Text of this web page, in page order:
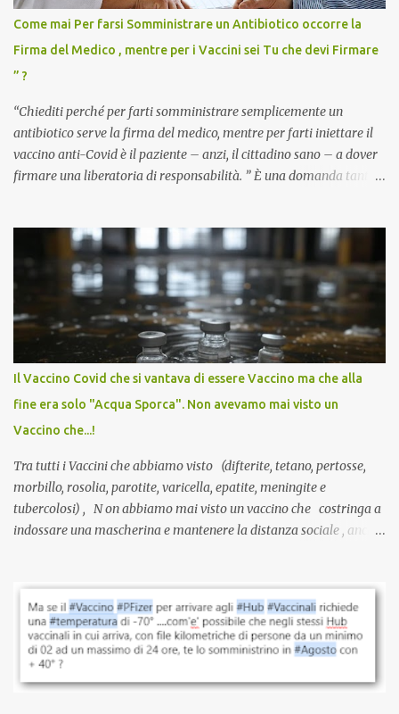
Come mai Per farsi Somministrare un Antibiotico occorre la
Firma del Medico , mentre per i Vaccini sei Tu che devi Firmare
” ?
“Chiediti perché per farti somministrare semplicemente un
antibiotico serve la firma del medico, mentre per farti iniettare il
vaccino anti-Covid è il paziente – anzi, il cittadino sano – a dover
firmare una liberatoria di responsabilità. ” È una domanda tanto
pandemia. Un interrogativo che dovrebbe scuotere chiunque abbia
ancora il coraggio di pensare con la propria testa. Per il vaccino
anti-Covid, un pro-farmaco, con autorizzazione condizionata,
sviluppato in tempi record, con tecnologie mai utilizzate prima su
larga scala, ancora oggetto di studio e di discussione
internazionale serve solo una firma. La tua. Lo si somministra
anche a persone sane, giovani, senza fattori di rischio, spesso già
serve una prescrizione. Non c’è diagnosi. Non c’è presa in carico.
L’unico atto richiesto è una fi...
Il Vaccino Covid che si vantava di essere Vaccino ma che alla
fine era solo "Acqua Sporca". Non avevamo mai visto un
Vaccino che...!
Tra tutti i Vaccini che abbiamo visto (difterite, tetano, pertosse,
morbillo, rosolia, parotite, varicella, epatite, meningite e
tubercolosi) , N on abbiamo mai visto un vaccino che costringa a
indossare una mascherina e mantenere la distanza sociale , anche
vaccinazione. Non avevamo mai sentito parlare di ricompense,
sconti, incentivi per vaccinarsi. Non avevamo mai visto
discriminazioni per coloro che non l’hanno fatto. Se non sei stato
vaccinato, nessuno aveva prima cercato di farti sentire una
persona cattiva. Non avevamo mai visto un vaccino che minacci le